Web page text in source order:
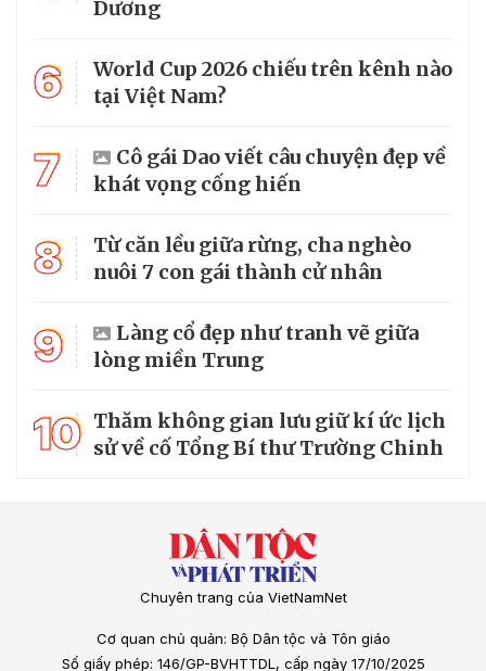
Dương
6
World Cup 2026 chiếu trên kênh nào
tại Việt Nam?
7
Cô gái Dao viết câu chuyện đẹp về
khát vọng cống hiến
8
Từ căn lều giữa rừng, cha nghèo
nuôi 7 con gái thành cử nhân
9
Làng cổ đẹp như tranh vẽ giữa
lòng miền Trung
10 Thăm không gian lưu giữ kí ức lịch
sử về cố Tổng Bí thư Trường Chinh
Chuyên trang của VietNamNet
Cơ quan chủ quản: Bộ Dân tộc và Tôn giáo
Số giấy phép: 146/GP-BVHTTDL, cấp ngày 17/10/2025